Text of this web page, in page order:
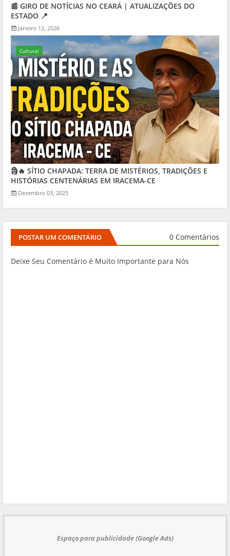
📰 GIRO DE NOTÍCIAS NO CEARÁ | ATUALIZAÇÕES DO
ESTADO 📍
Janeiro 12, 2026
Cultural
🗿🔥 SÍTIO CHAPADA: TERRA DE MISTÉRIOS, TRADIÇÕES E
HISTÓRIAS CENTENÁRIAS EM IRACEMA-CE
Dezembro 03, 2025
POSTAR UM COMENTÁRIO 0 Comentários
Deixe Seu Comentário é Muito Importante para Nós
Espaço para publicidade (Google Ads)